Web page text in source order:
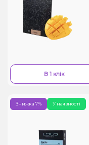
В 1 клік
У наявності
Знижка 7%